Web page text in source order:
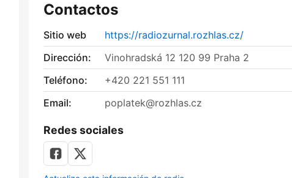
Contactos
Sitio web
https://radiozurnal.rozhlas.cz/
Dirección:
Vinohradská 12 120 99 Praha 2
Teléfono:
+420 221 551 111
Email:
poplatek@rozhlas.cz
Redes sociales